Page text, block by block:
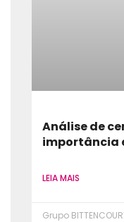
Análise de
importância
LEIA MAIS
Grupo